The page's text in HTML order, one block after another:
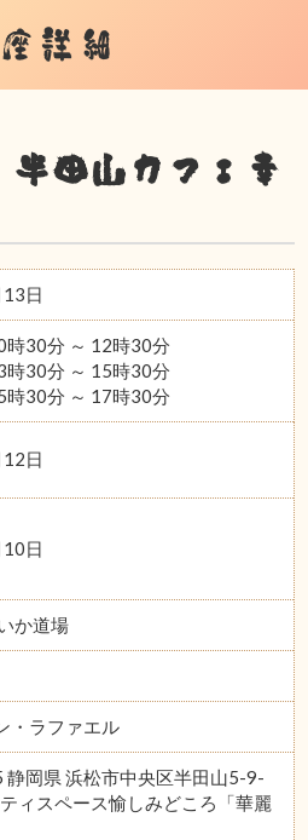
詳細
半田山カフェ幸
日
時30分 ～ 12時30分
時30分 ～ 15時30分
時30分 ～ 17時30分
日
日
か道場
・ラファエル
岡県 浜松市中央区半田山5-9-
ィスペース愉しみどころ「華麗